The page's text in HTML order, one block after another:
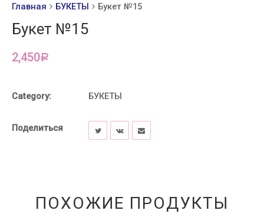
Главная БУКЕТЫ Букет №15
Букет №15
2,450Р
Category: БУКЕТЫ
Поделиться
ПОХОЖИЕ ПРОДУКТЫ